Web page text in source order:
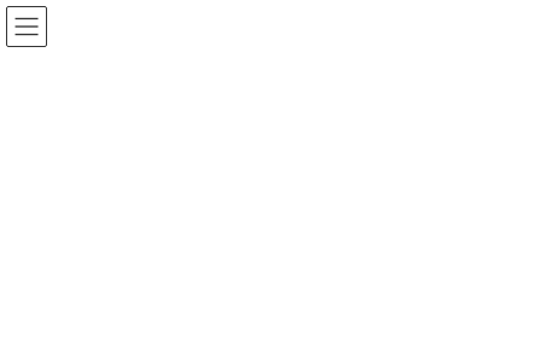
コ
ン
テ
ナ
ビ
ゲ
佐々木志津子 見附市議会議員【公式サイ